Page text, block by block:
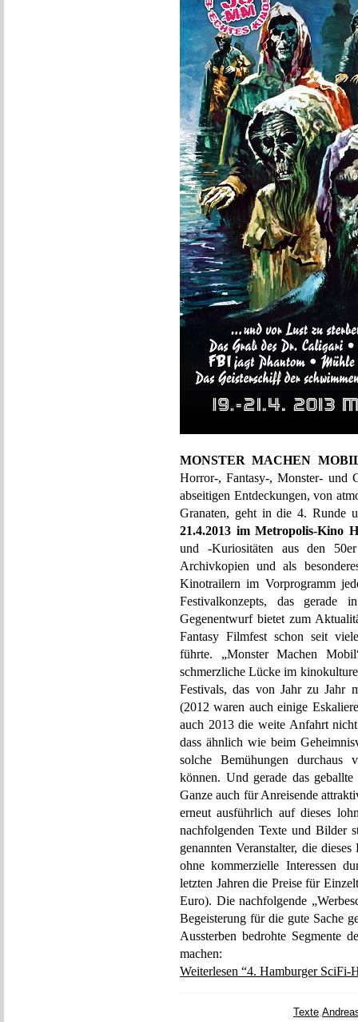
MONSTER MACHEN
Horror-, Fantasy-, Monster- und
abseitigen Entdeckungen, von
Granaten, geht in die 4. Runde
21.4.2013 im Metropolis-Kino
und -Kuriositäten aus den
Archivkopien und als
Kinotrailern im Vorprogramm
Festivalkonzepts, das gerade
Gegenentwurf bietet zum
Fantasy Filmfest schon seit
führte. „Monster Machen
schmerzliche Lücke im
Festivals, das von Jahr zu Jahr
(2012 waren auch einige
auch 2013 die weite Anfahrt
dass ähnlich wie beim
solche Bemühungen durchaus
können. Und gerade das
Ganze auch für Anreisende
erneut ausführlich auf dieses
nachfolgenden Texte und Bilder
genannten Veranstalter, die
ohne kommerzielle Interessen
letzten Jahren die Preise für
Euro). Die nachfolgende
Begeisterung für die gute Sache
Aussterben bedrohte Segmente
machen:
Weiterlesen “4. Hamburger
Texte,